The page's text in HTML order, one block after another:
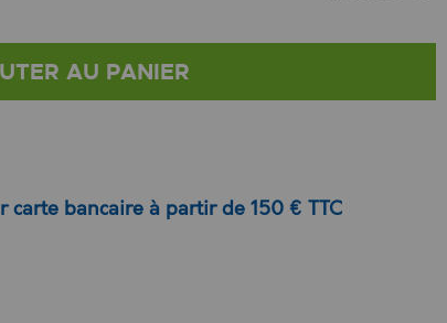
AU PANIER
carte bancaire à partir de 150 € TTC